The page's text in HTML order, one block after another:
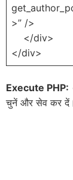
>” />
</div>
</div>
Execute PHP:
चुनें और सेव कर दें।